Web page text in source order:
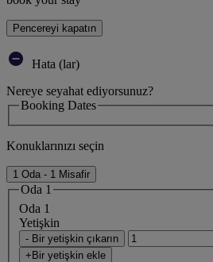
Pencereyi kapatın
Hata (lar)
Nereye seyahat ediyorsunuz?
Booking Dates
Konuklarınızı seçin
1 Oda - 1 Misafir
Oda 1
Oda 1
Yetişkin
- Bir yetişkin çıkarın
+Bir yetişkin ekle